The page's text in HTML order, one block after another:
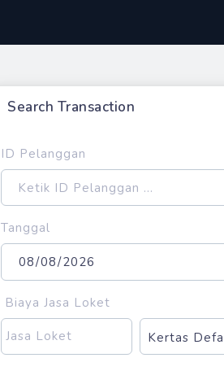
Search Transaction
ID Pelanggan
Tanggal
Biaya Jasa Loket